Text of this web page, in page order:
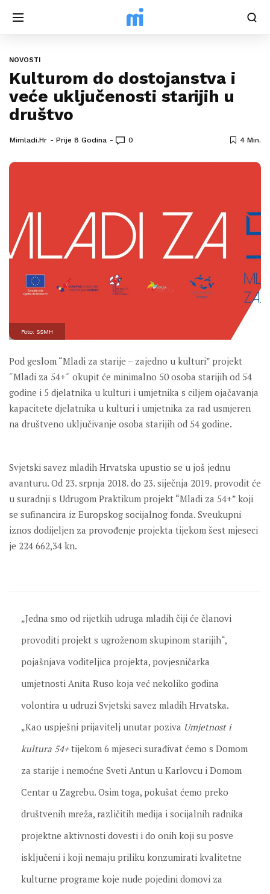
NOVOSTI
Kulturom do dostojanstva i
veće uključenosti starijih u
društvo
Mimladi.hr Prije 8 Godina 0 4 Min.
Foto: SSMH
Pod geslom “Mladi za starije – zajedno u kulturi” projekt
˝Mladi za 54+˝ okupit će minimalno 50 osoba starijih od 54
godine i 5 djelatnika u kulturi i umjetnika s ciljem ojačavanja
kapacitete djelatnika u kulturi i umjetnika za rad usmjeren
na društveno uključivanje osoba starijih od 54 godine.
Svjetski savez mladih Hrvatska upustio se u još jednu
avanturu. Od 23. srpnja 2018. do 23. siječnja 2019. provodit će
u suradnji s Udrugom Praktikum projekt “Mladi za 54+” koji
se sufinancira iz Europskog socijalnog fonda. Sveukupni
iznos dodijeljen za provođenje projekta tijekom šest mjeseci
je 224 662,34 kn.
„Jedna smo od rijetkih udruga mladih čiji će članovi
provoditi projekt s ugroženom skupinom starijih“,
pojašnjava voditeljica projekta, povjesničarka
umjetnosti Anita Ruso koja već nekoliko godina
volontira u udruzi Svjetski savez mladih Hrvatska.
„Kao uspješni prijavitelj unutar poziva Umjetnost i
kultura 54+tijekom 6 mjeseci surađivat ćemo s Domom
za starije i nemoćne Sveti Antun u Karlovcu i Domom
Centar u Zagrebu. Osim toga, pokušat ćemo preko
društvenih mreža, različitih medija i socijalnih radnika
projektne aktivnosti dovesti i do onih koji su posve
isključeni i koji nemaju priliku konzumirati kvalitetne
kulturne programe koje nude pojedini domovi za